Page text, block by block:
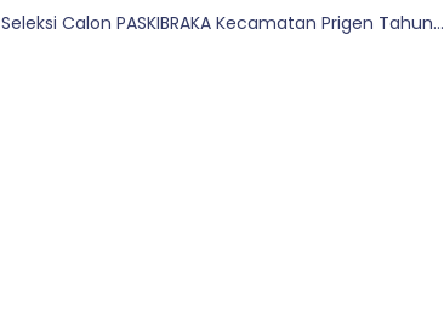
Seleksi Calon PASKIBRAKA Kecamatan Prigen Tahun...